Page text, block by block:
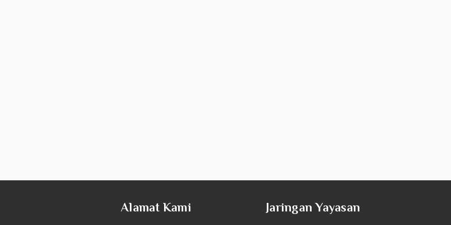
Alamat Kami Jaringan Yayasan